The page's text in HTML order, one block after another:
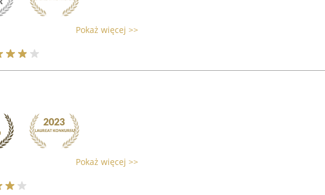
Pokaż więcej >>
Pokaż więcej >>